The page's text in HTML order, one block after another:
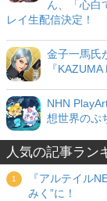
ん、「心白
レイ生配信決定！
金子一馬氏
『
NHN
想世界のぷ
人気の記事ラン
『アルテイル
みく”に！